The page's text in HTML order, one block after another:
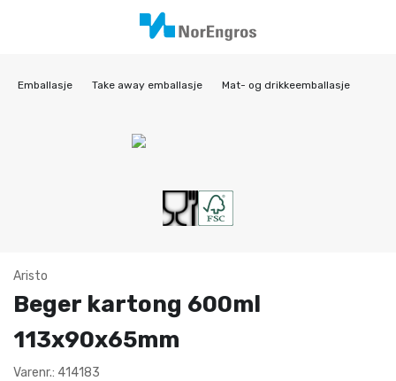
Emballasje Take away emballasje Mat- og drikkeemballasje
Aristo
Beger kartong 600ml
113x90x65mm
Varenr.: 414183